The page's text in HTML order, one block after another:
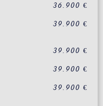
36.900 €
39.900 €
39.900 €
39.900 €
39.900 €